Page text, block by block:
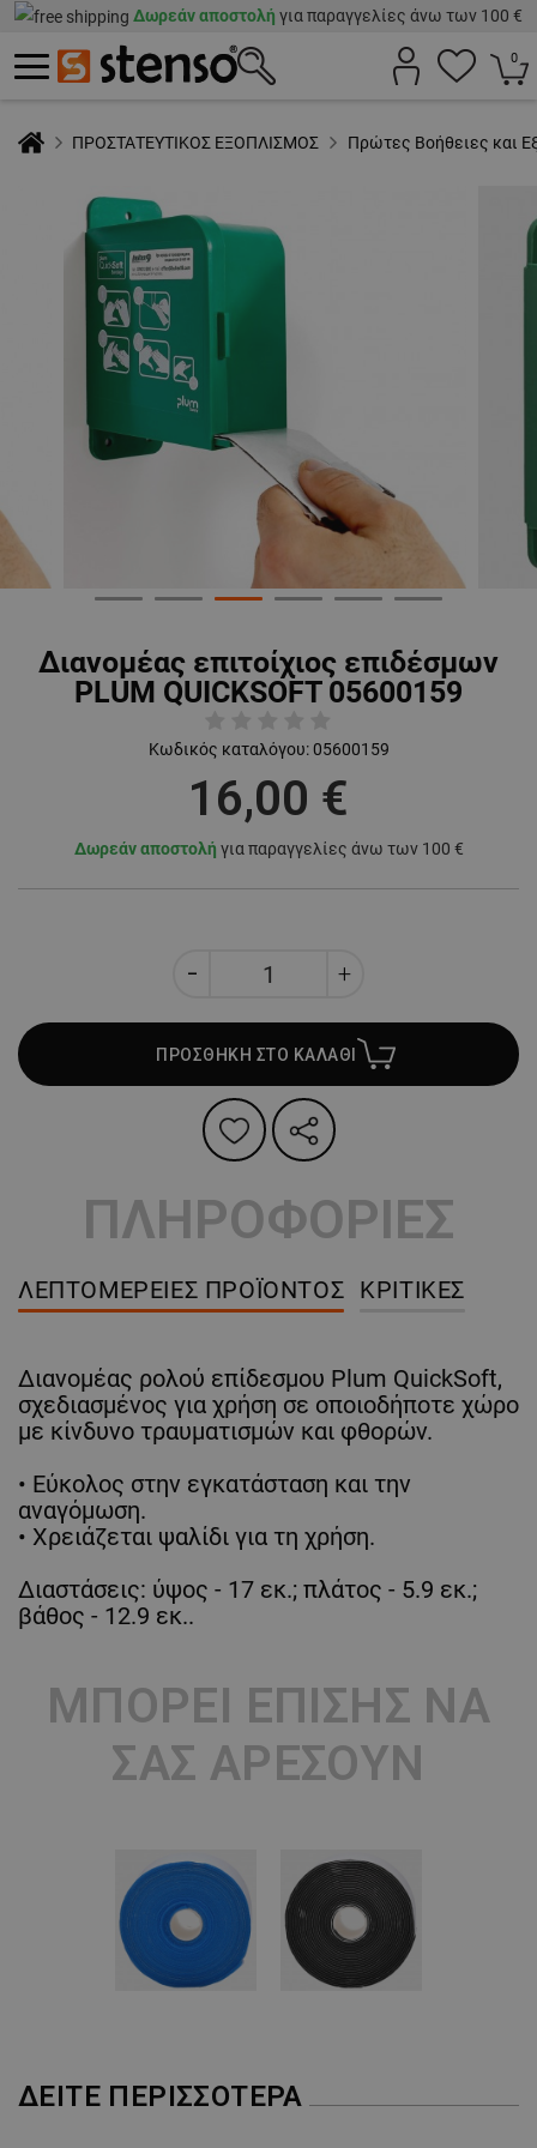
Δωρεάν αποστολή για παραγγελίες άνω των 100 €
0
ΠΡΟΣΤΑΤΕΥΤΙΚΟΣ ΕΞΟΠΛΙΣΜΟΣ Πρώτες Βοήθειες και
Διανομέας επιτοίχιος επιδέσμων
PLUM QUICKSOFT 05600159
Κωδικός καταλόγου: 05600159
16,00 €
Δωρεάν αποστολή για παραγγελίες άνω των 100 €
ΠΡΟΣΘΗΚΗ ΣΤΟ ΚΑΛΑΘΙ
ΠΛΗΡΟΦΟΡΙΕΣ
ΛΕΠΤΟΜΈΡΕΙΕΣ ΠΡΟΪΌΝΤΟΣ ΚΡΙΤΙΚΈΣ
Διανομέας ρολού επίδεσμου Plum QuickSoft,
σχεδιασμένος για χρήση σε οποιοδήποτε χώρο
με κίνδυνο τραυματισμών και φθορών.
• Εύκολος στην εγκατάσταση και την
αναγόμωση.
• Χρειάζεται ψαλίδι για τη χρήση.
Διαστάσεις: ύψος - 17 εκ.; πλάτος - 5.9 εκ.;
βάθος - 12.9 εκ..
ΜΠΟΡΕΊ ΕΠΊΣΗΣ ΝΑ
ΣΑΣ ΑΡΈΣΟΥΝ
ΔΕΊΤΕ ΠΕΡΙΣΣΌΤΕΡΑ